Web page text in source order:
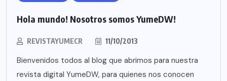
Hola mundo! Nosotros somos YumeDW!
REVISTAYUMECR 11/10/2013
Bienvenidos todos al blog que abrimos para nuestra
revista digital YumeDW, para quienes nos conocen